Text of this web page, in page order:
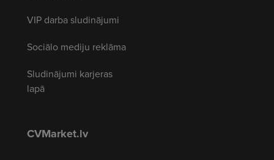
VIP darba sludinājumi
Sociālo mediju reklāma
Sludinājumi karjeras
lapā
CVMarket.lv